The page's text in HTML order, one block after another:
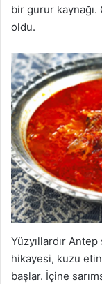
bir gurur
oldu.
Yüzyıllardır Antep
hikayesi, kuzu
başlar. İçine